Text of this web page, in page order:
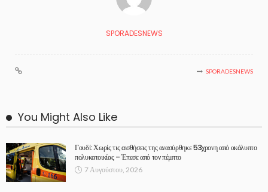
SPORADESNEWS
SPORADESNEWS
You Might Also Like
Γουδί: Χωρίς τις αισθήσεις της ανασύρθηκε 53χρονη από ακάλυπτο
πολυκατοικίας – Έπεσε από τον πέμπτο
7 Αυγούστου, 2026